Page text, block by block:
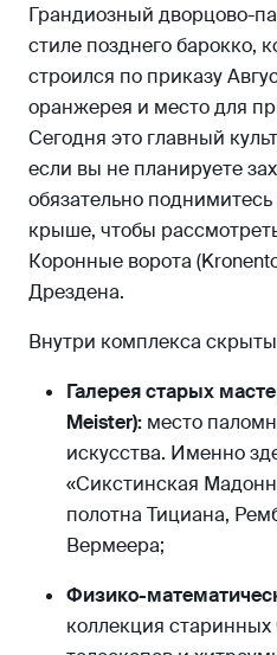
Грандиозный дворцово-
стиле позднего барокко,
строился по приказу
оранжерея и место для
Сегодня это главный
если вы не планируете
обязательно
крыше, чтобы
Коронные ворота
Дрездена.
Внутри комплекса
Галерея старых
Meister): место
искусства. Именно
«Сикстинская
полотна Тициана,
Вермеера;
Физико-
коллекция старинных